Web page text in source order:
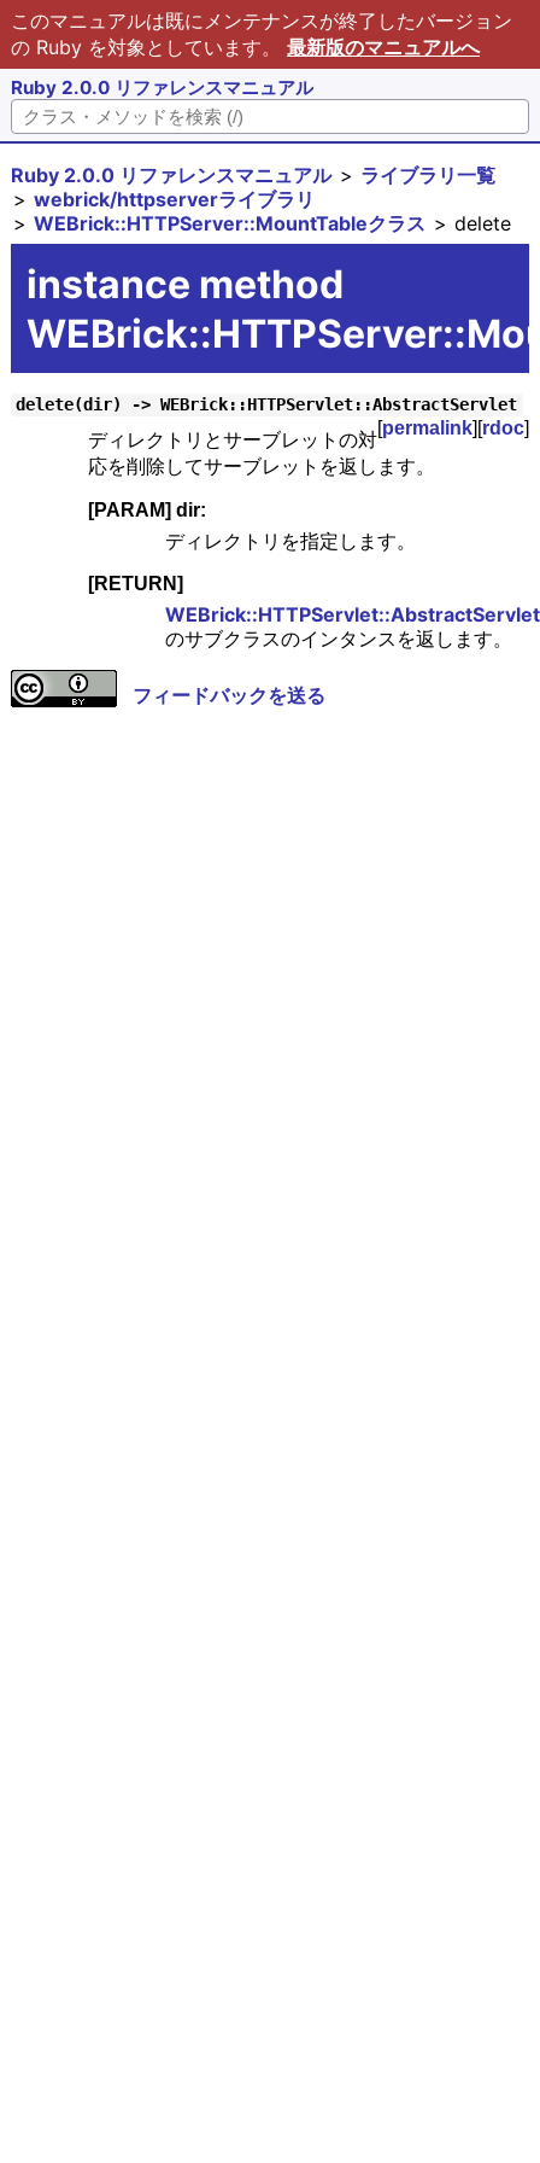
このマニュアルは既にメンテナンスが終了したバージョン
の Ruby を対象としています。 最新版のマニュアルへ
Ruby 2.0.0 リファレンスマニュアル
Ruby 2.0.0 リファレンスマニュアル
ライブラリ一覧
webrick/httpserverライブラリ
WEBrick::HTTPServer::MountTableクラス
delete
instance method
delete(dir) -> WEBrick::HTTPServlet::AbstractServlet
[permalink][rdoc]
ディレクトリとサーブレットの対
応を削除してサーブレットを返します。
[PARAM] dir:
ディレクトリを指定します。
[RETURN]
WEBrick::HTTPServlet::AbstractServlet
のサブクラスのインタンスを返します。
フィードバックを送る